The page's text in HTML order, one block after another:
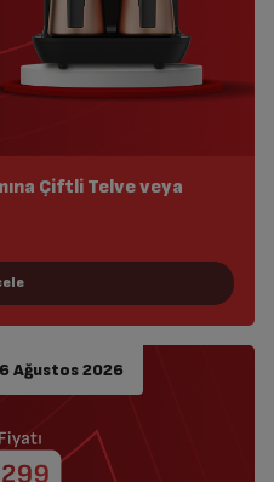
Çiftli Telve veya
Ağustos 2026